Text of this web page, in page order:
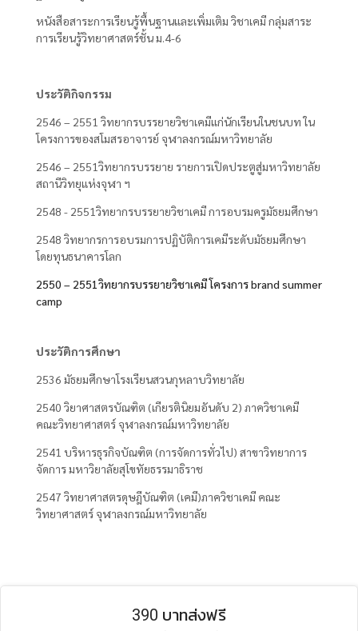
หนังสือสาระการเรียนรู้พื้นฐานและเพิ่มเติม วิชาเคมี กลุ่มสาระ
การเรียนรู้วิทยาศาสตร์ชั้น ม.4-6
ประวัติกิจกรรม
2546 – 2551 วิทยากรบรรยายวิชาเคมีแก่นักเรียนในชนบท ใน
โครงการของสโมสรอาจารย์ จุฬาลงกรณ์มหาวิทยาลัย
2546 – 2551วิทยากรบรรยาย รายการเปิดประตูสู่มหาวิทยาลัย
สถานีวิทยุแห่งจุฬา ฯ
2548 - 2551วิทยากรบรรยายวิชาเคมี การอบรมครูมัธยมศึกษา
2548 วิทยากรการอบรมการปฏิบัติการเคมีระดับมัธยมศึกษา
โดยทุนธนาคารโลก
2550 – 2551วิทยากรบรรยายวิชาเคมี โครงการ brand summer
camp
ประวัติการศึกษา
2536 มัธยมศึกษาโรงเรียนสวนกุหลาบวิทยาลัย
2540 วิยาศาสตรบัณฑิต (เกียรตินิยมอันดับ 2) ภาควิชาเคมี
คณะวิทยาศาสตร์ จุฬาลงกรณ์มหาวิทยาลัย
2541 บริหารธุรกิจบัณฑิต (การจัดการทั่วไป) สาขาวิทยาการ
จัดการ มหาวิยาลัยสุโขทัยธรรมาธิราช
2547 วิทยาศาสตรดุษฎีบัณฑิต (เคมี)ภาควิชาเคมี คณะ
วิทยาศาสตร์ จุฬาลงกรณ์มหาวิทยาลัย
390 บาทส่งฟรี